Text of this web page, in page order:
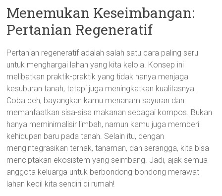
Menemukan Keseimbangan:
Pertanian Regeneratif
Pertanian regeneratif adalah salah satu cara paling seru
untuk menghargai lahan yang kita kelola. Konsep ini
melibatkan praktik-praktik yang tidak hanya menjaga
kesuburan tanah, tetapi juga meningkatkan kualitasnya.
Coba deh, bayangkan kamu menanam sayuran dan
memanfaatkan sisa-sisa makanan sebagai kompos. Bukan
hanya meminimalisir limbah, namun kamu juga memberi
kehidupan baru pada tanah. Selain itu, dengan
mengintegrasikan ternak, tanaman, dan serangga, kita bisa
menciptakan ekosistem yang seimbang. Jadi, ajak semua
anggota keluarga untuk berbondong-bondong merawat
lahan kecil kita sendiri di rumah!